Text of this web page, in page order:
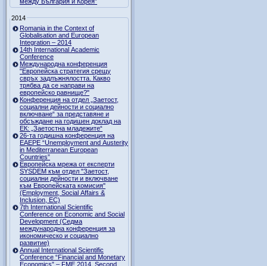
2014
Romania in the Context of
Globalisation and European
Integration – 2014
14th International Academic
Conference
Международна конференция
"Европейска стратегия срещу
свръх задлъжнялостта. Какво
трябва да се направи на
европейско равнище?"
Конференция на отдел „Заетост,
социални дейности и социално
включване“ за представяне и
обсъждане на годишен доклад на
ЕК: „Заетостна младежите“
26-та годишна конференция на
EAEPE “Unemployment and Austerity
in Mediterranean European
Countries”
Eвропейска мрежа от експерти
SYSDEM към отдел "Заетост,
социални дейности и включване
към Европейската комисия"
(Employment, Social Affairs &
Inclusion, ЕС)
7th International Scientific
Conference on Economic and Social
Development (Седма
международна конференция за
икономическо и социално
развитие)
Annual International Scientific
Conference “Financial and Monetary
Economics” – FME 2014, Second